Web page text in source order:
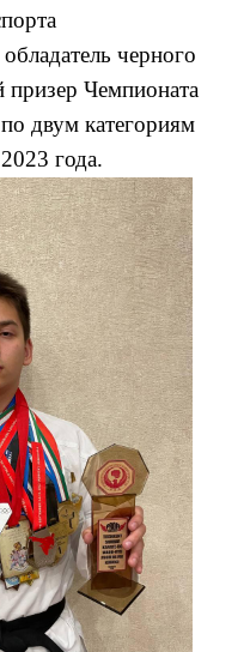
черного
призер Чемпионата
двум категориям
года.